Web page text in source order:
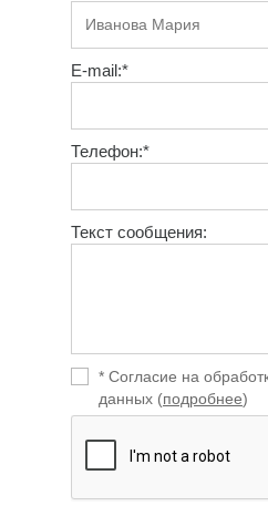
E-mail:*
Телефон:*
Текст сообщения:
* Согласие на
данных (подробнее)